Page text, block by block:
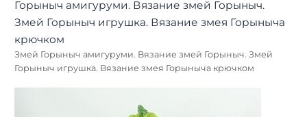
Змей Горыныч амигуруми. Вязание змей Горыныч. Змей
Горыныч игрушка. Вязание змея Горыныча крючком